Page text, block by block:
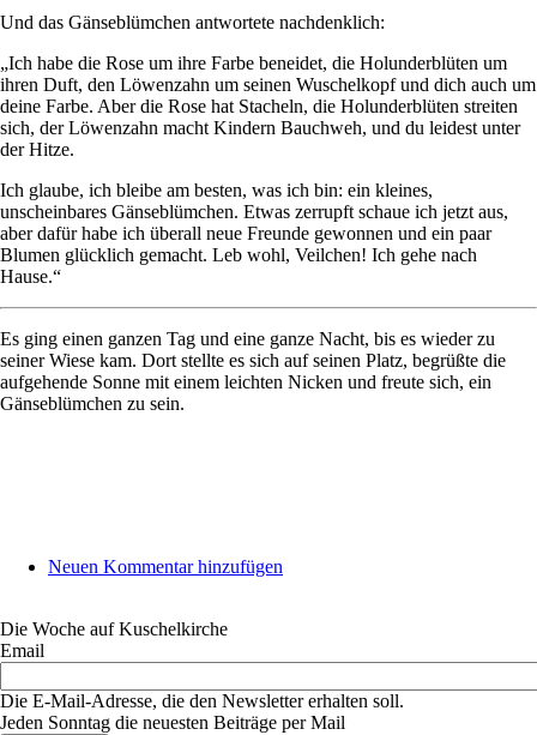
Und das Gänseblümchen antwortete nachdenklich:
„Ich habe die Rose um ihre Farbe beneidet, die Holunderblüten um
ihren Duft, den Löwenzahn um seinen Wuschelkopf und dich auch um
deine Farbe. Aber die Rose hat Stacheln, die Holunderblüten streiten
sich, der Löwenzahn macht Kindern Bauchweh, und du leidest unter
der Hitze.
Ich glaube, ich bleibe am besten, was ich bin: ein kleines,
unscheinbares Gänseblümchen. Etwas zerrupft schaue ich jetzt aus,
aber dafür habe ich überall neue Freunde gewonnen und ein paar
Blumen glücklich gemacht. Leb wohl, Veilchen! Ich gehe nach
Hause.“
Es ging einen ganzen Tag und eine ganze Nacht, bis es wieder zu
seiner Wiese kam. Dort stellte es sich auf seinen Platz, begrüßte die
aufgehende Sonne mit einem leichten Nicken und freute sich, ein
Gänseblümchen zu sein.
Neuen Kommentar hinzufügen
Die Woche auf Kuschelkirche
Email
Die E-Mail-Adresse, die den Newsletter erhalten soll.
Jeden Sonntag die neuesten Beiträge per Mail